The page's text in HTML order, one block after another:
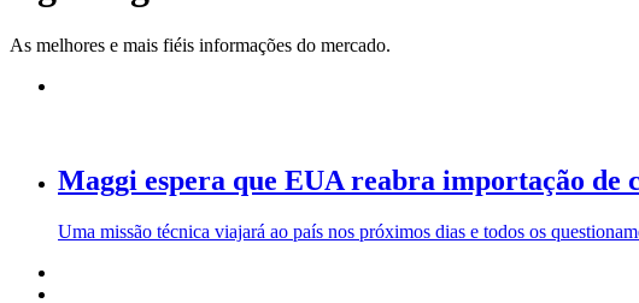
As melhores e mais fiéis informações do mercado.
Maggi espera que EUA reabra importação de
Uma missão técnica viajará ao país nos próximos dias e todos os